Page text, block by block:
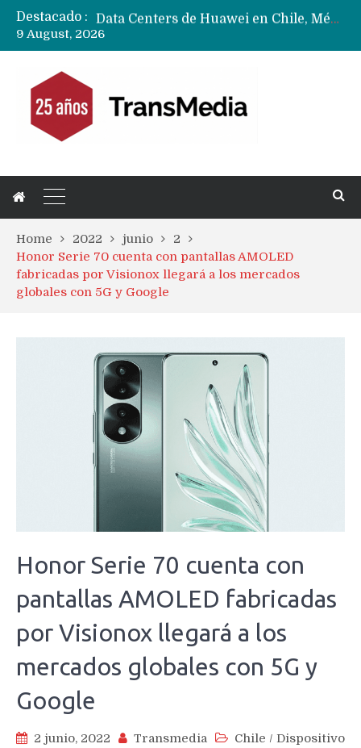
Destacado :
9 August, 2026
Home 2022 junio
2
Honor Serie 70 cuenta con pantallas AMOLED
fabricadas por Visionox llegará a los mercados
globales con 5G y Google
Honor Serie 70 cuenta con
pantallas AMOLED fabricadas
por Visionox llegará a los
mercados globales con 5G y
Google
2 junio, 2022 Transmedia Chile / Dispositivo